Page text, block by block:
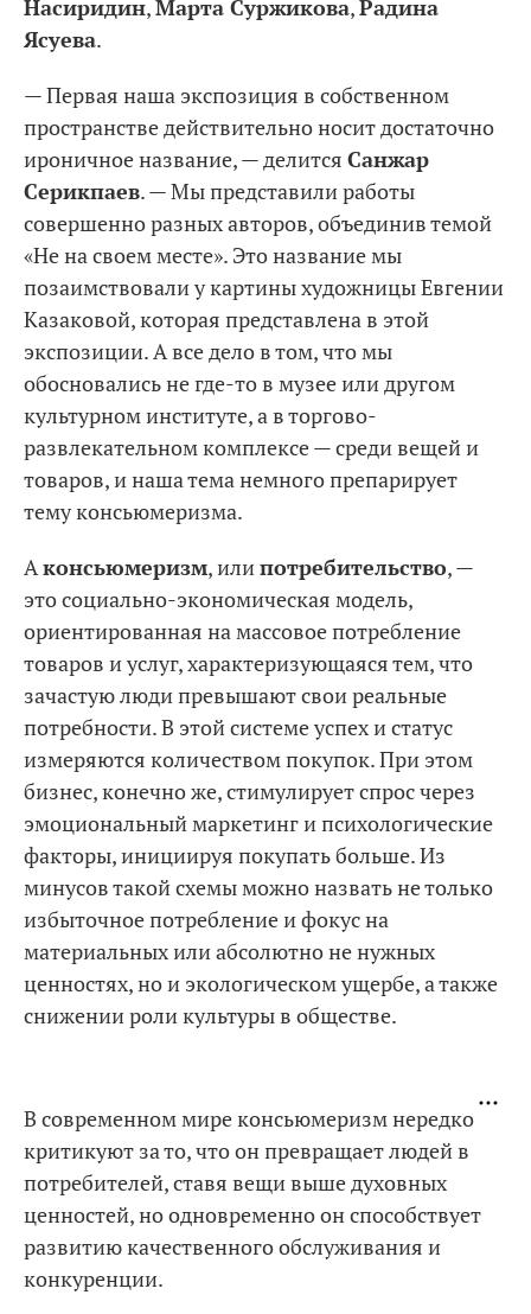
Насиридин,Марта Суржикова,Радина
Ясуева.
— Первая наша экспозиция в собственном
пространстве действительно носит достаточно
ироничное название, — делится Санжар
Серикпаев. — Мы представили работы
совершенно разных авторов, объединив темой
«Не на своем месте». Это название мы
позаимствовали у картины художницы Евгении
Казаковой, которая представлена в этой
экспозиции. А все дело в том, что мы
обосновались не где-то в музее или другом
культурном институте, а в торгово-
развлекательном комплексе — среди вещей и
товаров, и наша тема немного препарирует
тему консьюмеризма.
Аконсьюмеризм, илипотребительство, —
это социально-экономическая модель,
ориентированная на массовое потребление
товаров и услуг, характеризующаяся тем, что
зачастую люди превышают свои реальные
потребности. В этой системе успех и статус
измеряются количеством покупок. При этом
бизнес, конечно же, стимулирует спрос через
эмоциональный маркетинг и психологические
факторы, инициируя покупать больше. Из
минусов такой схемы можно назвать не только
избыточное потребление и фокус на
материальных или абсолютно не нужных
ценностях, но и экологическом ущербе, а также
снижении роли культуры в обществе.
В современном мире консьюмеризм нередко
критикуют за то, что он превращает людей в
потребителей, ставя вещи выше духовных
ценностей, но одновременно он способствует
развитию качественного обслуживания и
конкуренции.